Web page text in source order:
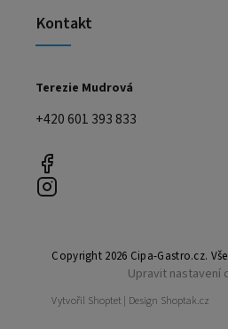
Kontakt
Terezie Mudrová
+420 601 393 833
Copyright 2026 Cipa-Gastro.cz.
Upravit nastavení
Vytvořil Shoptet | Design Shoptak.cz